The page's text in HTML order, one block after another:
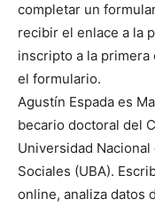
completar un
recibir el enlace a la
inscripto a la
el formulario.
Agustín Espada es
becario doctoral del
Universidad
Sociales (UBA).
online, analiza datos